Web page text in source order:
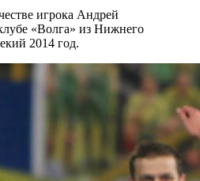
игрока Андрей
«Волга» из Нижнего
2014 год.